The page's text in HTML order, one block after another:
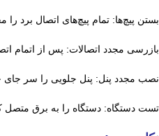
بستن پیچ‌ها: تمام پیچ‌های اتصال برد را
بازرسی مجدد اتصالات: پس از اتمام
نصب مجدد پنل: پنل جلویی را سر جای
تست دستگاه: دستگاه را به برق متصل